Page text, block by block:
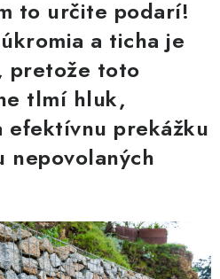
poriadok
údajov
to určite podarí!
a ticha je
pretože toto
tlmí hluk,
efektívnu prekážku